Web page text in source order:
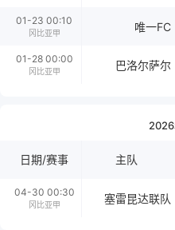
01-23 00:10
冈比亚甲 唯一FC
01-28 00:00
冈比亚甲 巴洛尔萨尔
日期/赛事 主队
04-30 00:30
冈比亚甲 塞雷昆达联队